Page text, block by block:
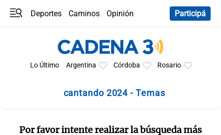
Deportes Caminos
Opinión
Participá
Lo Último Argentina Córdoba Rosario
cantando 2024 - Temas
Por favor intente realizar la búsqueda más